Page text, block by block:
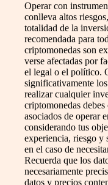
Operar con
conlleva altos
totalidad de la
recomendada para
criptomonedas son
verse afectadas por
el legal o el político.
significativamente
realizar cualquier
criptomonedas
asociados de operar
considerando tus
experiencia, riesgo y
en el caso de
Recuerda que los
necesariamente
datos y precios